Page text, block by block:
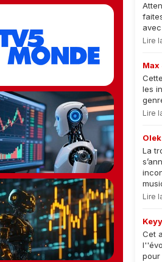
Lire
Max
les
Lire
La
Lire
Cet
pour